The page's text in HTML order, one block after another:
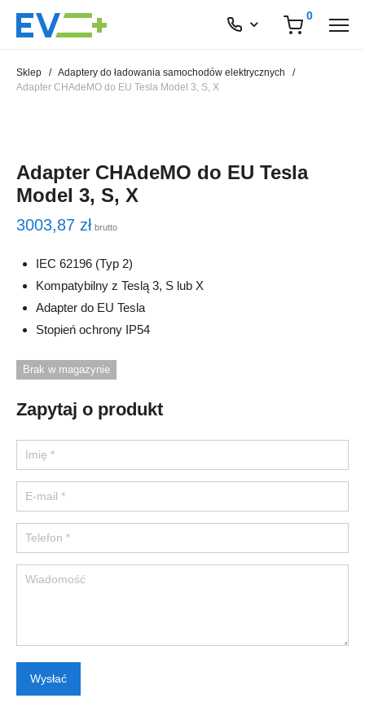
0
Sklep / Adaptery do ładowania samochodów elektrycznych
/
Adapter CHAdeMO do EU Tesla Model 3, S, X
Adapter CHAdeMO do EU Tesla
Model 3, S, X
3003,87 zł brutto
IEC 62196 (Typ 2)
Kompatybilny z Teslą 3, S lub X
Adapter do EU Tesla
Stopień ochrony IP54
Brak w magazynie
Zapytaj o produkt